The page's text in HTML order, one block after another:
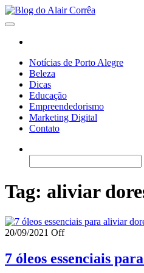
Skip
to
content
Notícias de Porto Alegre
Beleza
Dicas
Educação
Empreendedorismo
Marketing Digital
Contato
por:
Tag: aliviar
20/09/2021 Off
7 óleos essenciais